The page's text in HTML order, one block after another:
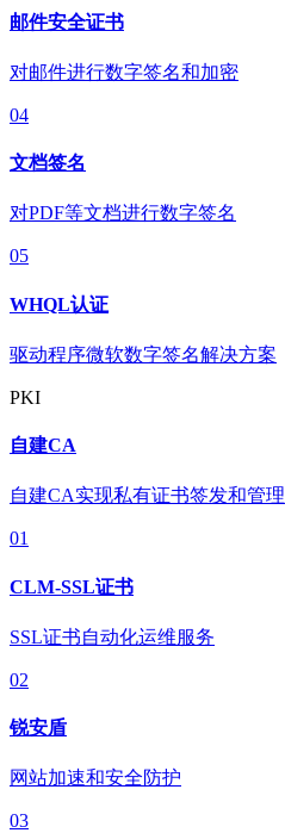
邮件安全证书
对邮件进行数字签名和加密
04
文档签名
对PDF等文档进行数字签名
05
WHQL认证
驱动程序微软数字签名解决方案
PKI
自建CA
自建CA实现私有证书签发和管理
01
CLM-SSL证书
SSL证书自动化运维服务
02
锐安盾
网站加速和安全防护
03